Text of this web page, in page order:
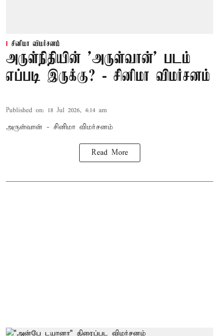
சினிமா விமர்சனம்
அருள்நிதியின் 'அருள்வான்' படம்
எப்படி இருக்கு? - சினிமா விமர்சனம்
Published on: 18 Jul 2026, 4:14 am
அருள்வான் - சினிமா விமர்சனம்
Read More